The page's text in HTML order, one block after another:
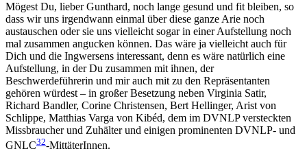
Mögest Du, lieber Gunthard, noch lange gesund und fit bleiben, so
dass wir uns irgendwann einmal über diese ganze Arie noch
austauschen oder sie uns vielleicht sogar in einer Aufstellung noch
mal zusammen angucken können. Das wäre ja vielleicht auch für
Dich und die Ingwersens interessant, denn es wäre natürlich eine
Aufstellung, in der Du zusammen mit ihnen, der
Beschwerdeführerin und mir auch mit zu den Repräsentanten
gehören würdest – in großer Besetzung neben Virginia Satir,
Richard Bandler, Corine Christensen, Bert Hellinger, Arist von
Schlippe, Matthias Varga von Kibéd, dem im DVNLP versteckten
Missbraucher und Zuhälter und einigen prominenten DVNLP- und
GNLC32-MittäterInnen.